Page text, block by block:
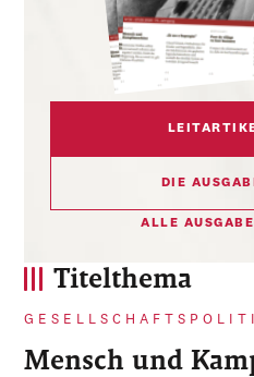
Titelthema
Mensch und
DIE
ALLE